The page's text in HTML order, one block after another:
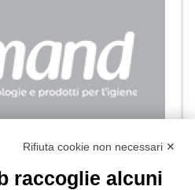
Rifiuta cookie non necessari ✕
raccoglie alcuni